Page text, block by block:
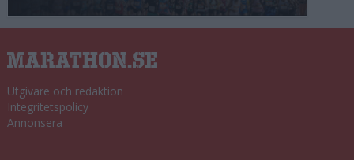
Utgivare och redaktion
Integritetspolicy
Annonsera